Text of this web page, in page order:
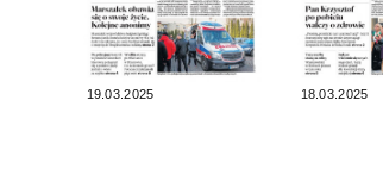
19.03.2025 18.03.2025